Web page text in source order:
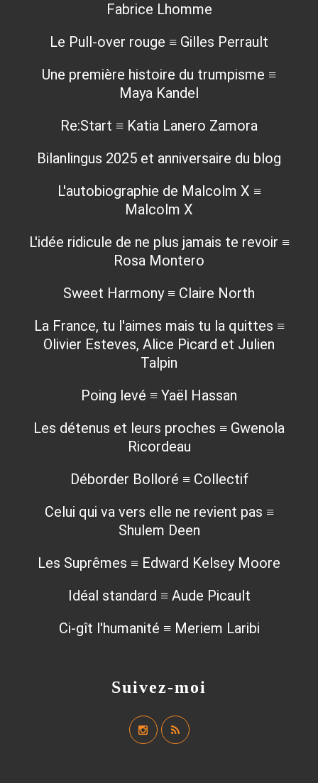
Suivez-moi
Fabrice Lhomme
Le Pull-over rouge ≡ Gilles Perrault
Une première histoire du trumpisme ≡
Maya Kandel
Re:Start ≡ Katia Lanero Zamora
Bilanlingus 2025 et anniversaire du blog
L'autobiographie de Malcolm X ≡
Malcolm X
L'idée ridicule de ne plus jamais te revoir ≡
Rosa Montero
Sweet Harmony ≡ Claire North
La France, tu l'aimes mais tu la quittes ≡
Olivier Esteves, Alice Picard et Julien
Talpin
Poing levé ≡ Yaël Hassan
Les détenus et leurs proches ≡ Gwenola
Ricordeau
Déborder Bolloré ≡ Collectif
Celui qui va vers elle ne revient pas ≡
Shulem Deen
Les Suprêmes ≡ Edward Kelsey Moore
Idéal standard ≡ Aude Picault
Ci-gît l'humanité ≡ Meriem Laribi